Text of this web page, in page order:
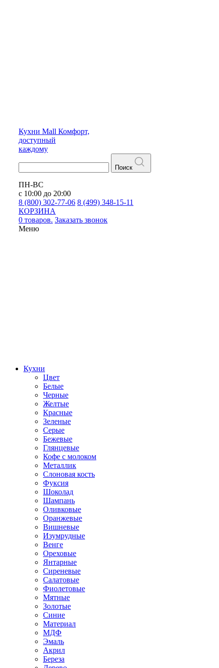
Кухни Mall Комфорт,
доступный
каждому
Поиск
ПН-ВС
с 10:00 до 20:00
8 (800) 302-77-06 8 (499) 348-15-11
КОРЗИНА
0 товаров. Заказать звонок
Меню
Кухни
Цвет
Белые
Черные
Желтые
Красные
Зеленые
Серые
Бежевые
Глянцевые
Кофе с молоком
Металлик
Слоновая кость
Фуксия
Шоколад
Шампань
Оливковые
Оранжевые
Вишневые
Изумрудные
Венге
Ореховые
Янтарные
Сиреневые
Салатовые
Фиолетовые
Мятные
Золотые
Синие
Материал
МДФ
Эмаль
Акрил
Береза